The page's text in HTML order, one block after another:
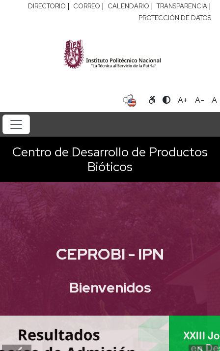
DIRECTORIO | CORREO | CALENDARIO | TRANSPARENCIA |
PROTECCIÓN DE DATOS
A+ A- A
Centro de Desarrollo de Productos
Bióticos
CEPROBI - IPN
Bienvenidos